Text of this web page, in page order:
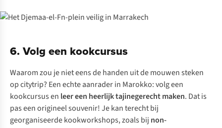
6. Volg een kookcursus
Waarom zou je niet eens de handen uit de mouwen steken
op citytrip? Een echte aanrader in Marokko: volg een
kookcursus en leer een heerlijk tajinegerecht maken. Dat is
pas een origineel souvenir! Je kan terecht bij
georganiseerde kookworkshops, zoals bij non-